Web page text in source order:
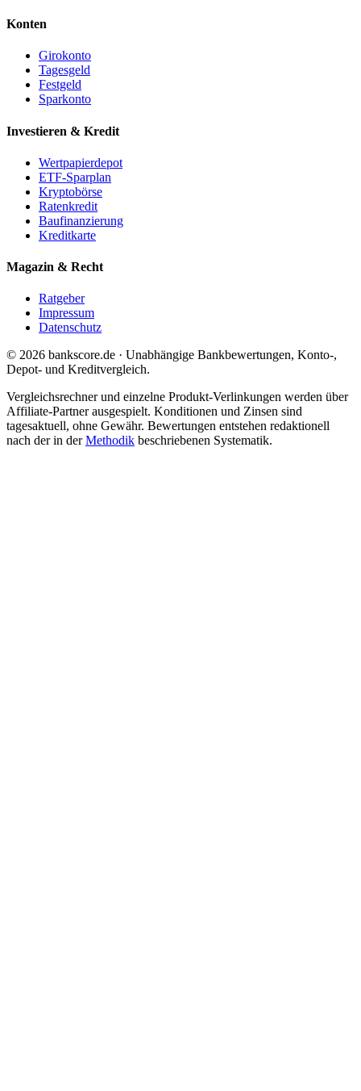
Konten
Girokonto
Tagesgeld
Festgeld
Sparkonto
Investieren & Kredit
Wertpapierdepot
ETF-Sparplan
Kryptobörse
Ratenkredit
Baufinanzierung
Kreditkarte
Magazin & Recht
Ratgeber
Impressum
Datenschutz
© 2026 bankscore.de · Unabhängige Bankbewertungen, Konto-,
Depot- und Kreditvergleich.
Vergleichsrechner und einzelne Produkt-Verlinkungen werden über
Affiliate-Partner ausgespielt. Konditionen und Zinsen sind
tagesaktuell, ohne Gewähr. Bewertungen entstehen redaktionell
nach der in derMethodik beschriebenen Systematik.